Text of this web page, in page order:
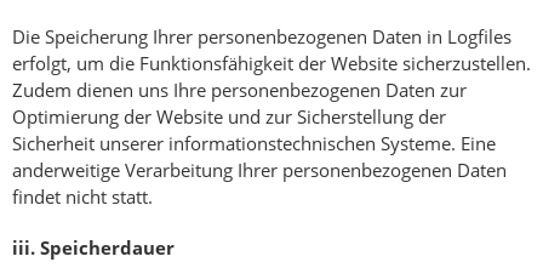
Die Speicherung Ihrer personenbezogenen Daten in Logfiles
erfolgt, um die Funktionsfähigkeit der Website sicherzustellen.
Zudem dienen uns Ihre personenbezogenen Daten zur
Optimierung der Website und zur Sicherstellung der
Sicherheit unserer informationstechnischen Systeme. Eine
anderweitige Verarbeitung Ihrer personenbezogenen Daten
findet nicht statt.
iii. Speicherdauer